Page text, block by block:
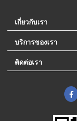
เกี่ยวกับเรา
บริการของเรา
ติดต่อเรา